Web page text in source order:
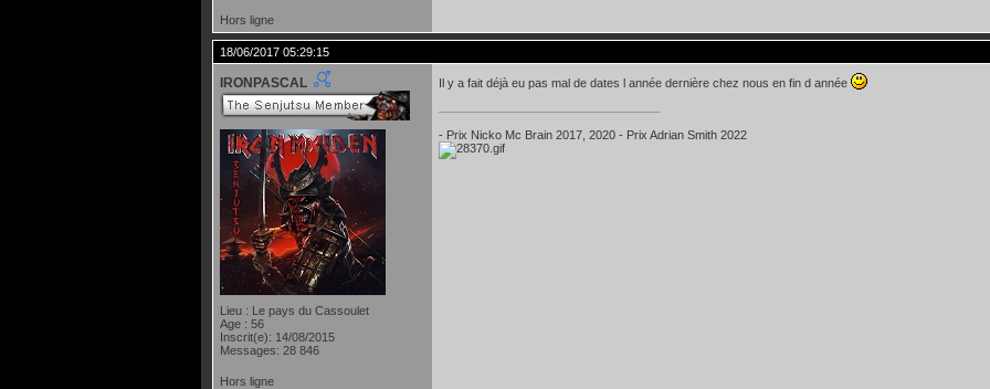
Hors ligne
18/06/2017 05:29:15
IRONPASCAL
Lieu : Le pays du Cassoulet
Age : 56
Inscrit(e): 14/08/2015
Messages: 28 846
Il y a fait déjà eu pas mal de dates l année dernière chez nous en fin d année
- Prix Nicko Mc Brain 2017, 2020 - Prix Adrian Smith 2022
Hors ligne